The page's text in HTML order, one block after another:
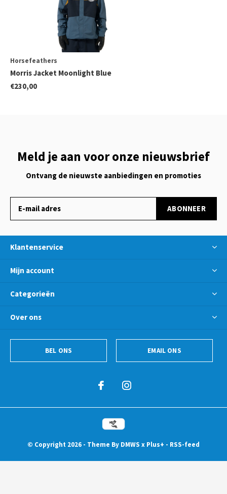
Horsefeathers
Morris Jacket Moonlight Blue
€230,00
Meld je aan voor onze nieuwsbrief
Ontvang de nieuwste aanbiedingen en promoties
ABONNEER
Klantenservice
Mijn account
Categorieën
Over ons
BEL ONS EMAIL ONS
© Copyright 2026 - Theme By DMWS x Plus+ - RSS-feed